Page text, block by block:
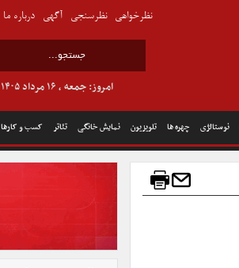
نوستالژی چهره ها تلویزیون نمایش خانگی تئاتر کسب و کارها
امروز: جمعه , ۱۶ مرداد ۱۴۰۵
نظرخواهی نظرسنجی آگهی درباره ما